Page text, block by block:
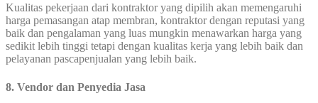
Kualitas pekerjaan dari kontraktor yang dipilih akan memengaruhi
harga pemasangan atap membran, kontraktor dengan reputasi yang
baik dan pengalaman yang luas mungkin menawarkan harga yang
sedikit lebih tinggi tetapi dengan kualitas kerja yang lebih baik dan
pelayanan pascapenjualan yang lebih baik.
8. Vendor dan Penyedia Jasa